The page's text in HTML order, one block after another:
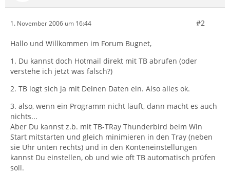
1. November 2006 um 16:44 #2
Hallo und Willkommen im Forum Bugnet,
1. Du kannst doch Hotmail direkt mit TB abrufen (oder
verstehe ich jetzt was falsch?)
2. TB logt sich ja mit Deinen Daten ein. Also alles ok.
3. also, wenn ein Programm nicht läuft, dann macht es auch
nichts...
Aber Du kannst z.b. mit TB-TRay Thunderbird beim Win
Start mitstarten und gleich minimieren in den Tray (neben
sie Uhr unten rechts) und in den Konteneinstellungen
kannst Du einstellen, ob und wie oft TB automatisch prüfen
soll.